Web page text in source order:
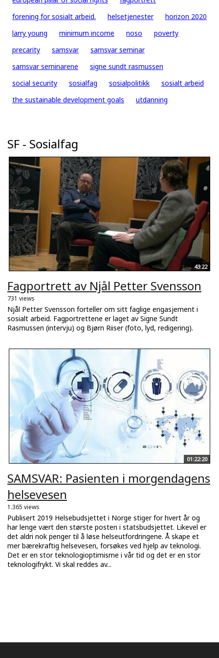
forening for sosialt arbeid.
helsetjenester
horizon 2020
larry young
minimum income noso
poverty
precarity
samsvar
samsvar seminar
samsvar seminarene
signe sundt rasmussen
social security
sosialfag sosialpolitikk
sosialt arbeid
the sustainable development goals
utdanning
SF - Sosialfag
43:22
Fagportrett av Njål Petter Svensson
731 views
Njål Petter Svensson forteller om sitt faglige engasjement i
sosialt arbeid. Fagportrettene er laget av Signe Sundt
Rasmussen (intervju) og Bjørn Riiser (foto, lyd, redigering).
01:22:20
SAMSVAR: Pasienten i morgendagens
helsevesen
1.365 views
Publisert 2019 Helsebudsjettet i Norge stiger for hvert år og
har lenge vært den største posten i statsbudsjettet. Likevel er
det aldri nok penger til å løse helseutfordringene. Å skape et
mer bærekraftig helsevesen, forsøkes ved hjelp av teknologi.
Det er en stor teknologioptimisme i vår tid og det er en stor
teknologifrykt. Vi skal reddes av...